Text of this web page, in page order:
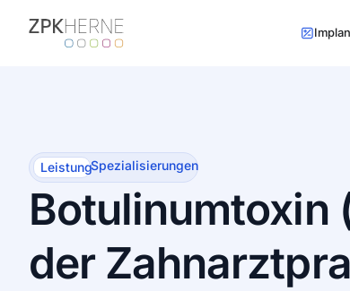
springen
LeistungSpezialisierungen
Botulinumtoxin
der